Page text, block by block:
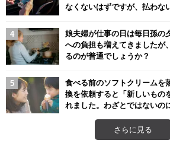
なくないはずですが、払わな
娘夫婦が仕事の日は毎日孫の
への負担も増えてきましたが
るのが普通でしょうか？
食べる前のソフトクリームを
換を依頼すると「新しいもの
れました。わざとではないの
さらに見る